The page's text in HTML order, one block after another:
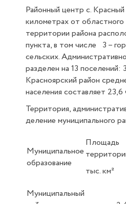
Районный центр с.
километрах от областного
территории района
пункта, в том числе 3 –
сельских.
разделен на 13 поселений:
Красноярский район
населения составляет 23,6
Территория,
деление муниципального
Муниципальное
образование
Площадь
тыс. км²
Муниципальный